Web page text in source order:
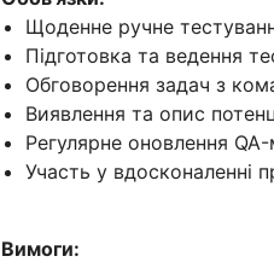
Щоденне ручне
Підготовка та ведення
Обговорення задач з
Виявлення та опис
Регулярне оновлення
Участь у вдосконаленні
Вимоги: